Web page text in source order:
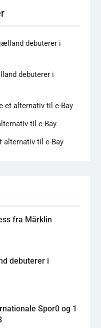
debuterer i
debuterer i
et alternativ til e-Bay
til e-Bay
alternativ til e-Bay
fra Märklin
debuterer i
Spor0 og 1